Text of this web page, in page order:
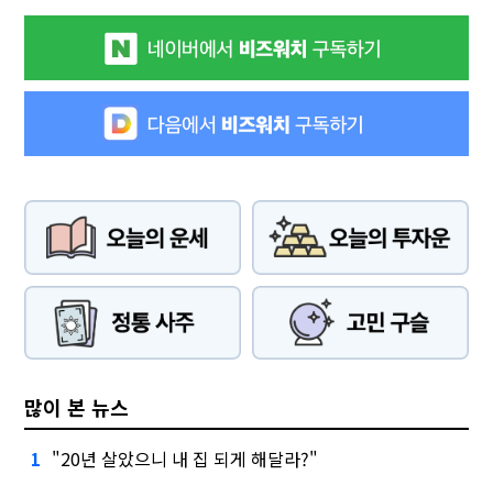
많이 본 뉴스
1 "20년 살았으니 내 집 되게 해달라?"